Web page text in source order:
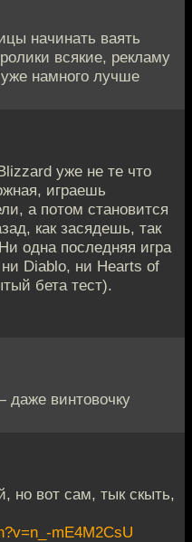
начинать ваять
всякие, рекламу
намного лучше
уже не те что
играешь
а потом становится
как засядешь, так
одна последняя игра
Diablo, ни Hearts of
бета тест).
винтовочку
но вот сам, тык скыть,
mE4M2CsU